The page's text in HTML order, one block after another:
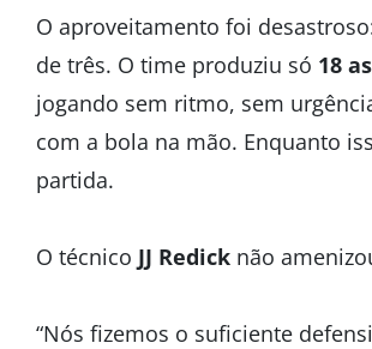
O aproveitamento foi
de três. O time produziu só 18
jogando sem ritmo, sem
com a bola na mão. Enquanto
partida.
O técnico JJ Redick não
“Nós fizemos o suficiente